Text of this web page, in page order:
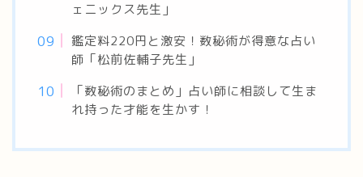
ェニックス先生」
鑑定料220円と激安！数秘術が得意な占い
師「松前佐輔子先生」
「数秘術のまとめ」占い師に相談して生ま
れ持った才能を生かす！